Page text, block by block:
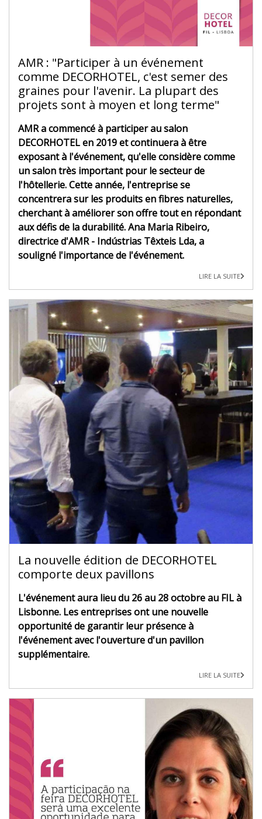
AMR : "Participer à un événement
comme DECORHOTEL, c'est semer des
graines pour l'avenir. La plupart des
projets sont à moyen et long terme"
AMR a commencé à participer au salon
DECORHOTEL en 2019 et continuera à être
exposant à l'événement, qu'elle considère comme
un salon très important pour le secteur de
l'hôtellerie. Cette année, l'entreprise se
concentrera sur les produits en fibres naturelles,
cherchant à améliorer son offre tout en répondant
aux défis de la durabilité. Ana Maria Ribeiro,
directrice d'AMR - Indústrias Têxteis Lda, a
souligné l'importance de l'événement.
LIRE LA SUITE
La nouvelle édition de DECORHOTEL
comporte deux pavillons
L'événement aura lieu du 26 au 28 octobre au FIL à
Lisbonne. Les entreprises ont une nouvelle
opportunité de garantir leur présence à
l'événement avec l'ouverture d'un pavillon
supplémentaire.
LIRE LA SUITE